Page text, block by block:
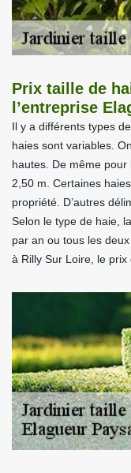
Prix taille de
l’entreprise
Il y a différents types
haies sont variables.
hautes. De même
2,50 m. Certaines
propriété. D’autres
Selon le type de haie,
par an ou tous les
à Rilly Sur Loire, le prix